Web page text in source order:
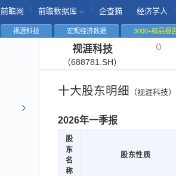
前瞻网 前瞻数据库 企查猫 经济学人
视涯科技 宏观经济数据 3000+精品报
视涯科技
（688781.SH）
（）
十大股东明细 （视涯科技）
2026年一季报
股
东
名
称
股东性质